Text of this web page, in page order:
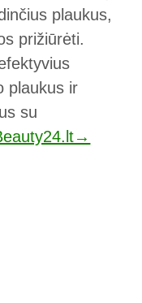
plaukus,
prižiūrėti.
plaukus ir
su